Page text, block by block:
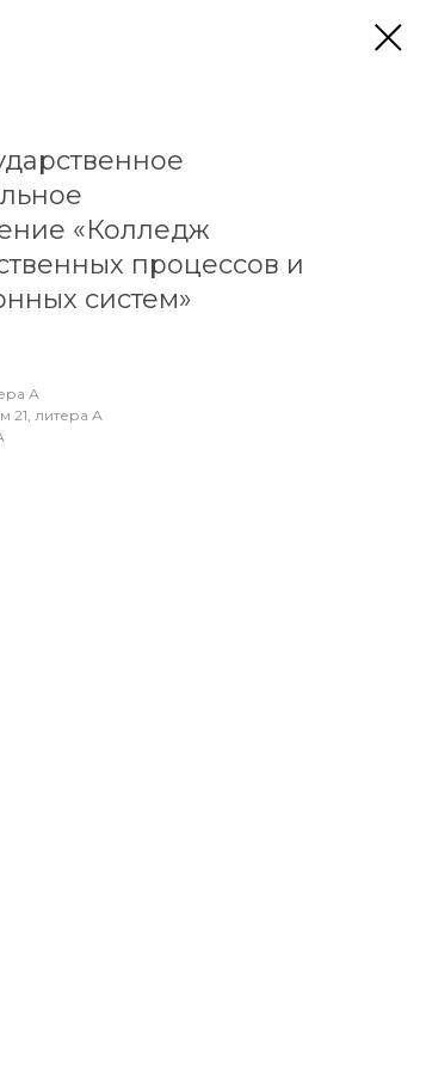
«Колледж
процессов и
систем»
А
21, литера А